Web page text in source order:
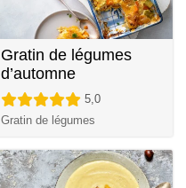
Gratin de légumes
d’automne
5,0
Gratin de légumes